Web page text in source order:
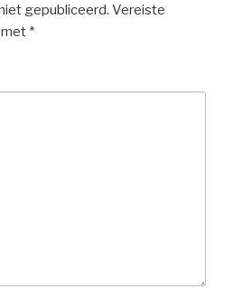
gepubliceerd. Vereiste
met *